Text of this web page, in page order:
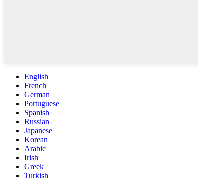
English
French
German
Portuguese
Spanish
Russian
Japanese
Korean
Arabic
Irish
Greek
Turkish